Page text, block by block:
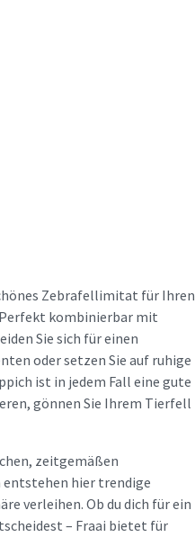
Zebrafellimitat für Ihren
kombinierbar mit
Sie sich für einen
oder setzen Sie auf ruhige
ist in jedem Fall eine gute
gönnen Sie Ihrem Tierfell
zeitgemäßen
entstehen hier trendige
verleihen. Ob du dich für ein
– Fraai bietet für